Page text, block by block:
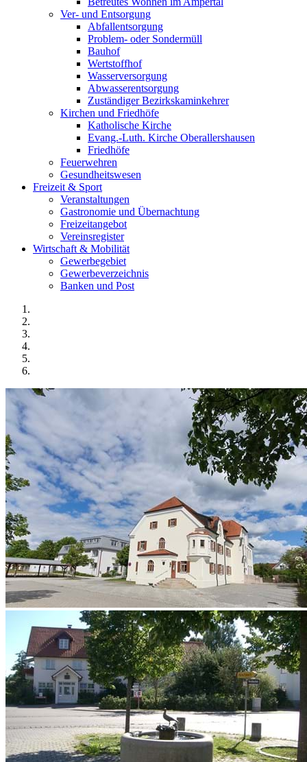
Ver- und Entsorgung
Abfallentsorgung
Problem- oder Sondermüll
Bauhof
Wertstoffhof
Wasserversorgung
Abwasserentsorgung
Zuständiger Bezirkskaminkehrer
Kirchen und Friedhöfe
Katholische Kirche
Evang.-Luth. Kirche Oberallershausen
Friedhöfe
Feuerwehren
Gesundheitswesen
Freizeit & Sport
Veranstaltungen
Gastronomie und Übernachtung
Freizeitangebot
Vereinsregister
Wirtschaft & Mobilität
Gewerbegebiet
Gewerbeverzeichnis
Banken und Post